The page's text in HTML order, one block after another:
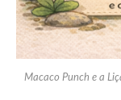
Macaco Punch e a